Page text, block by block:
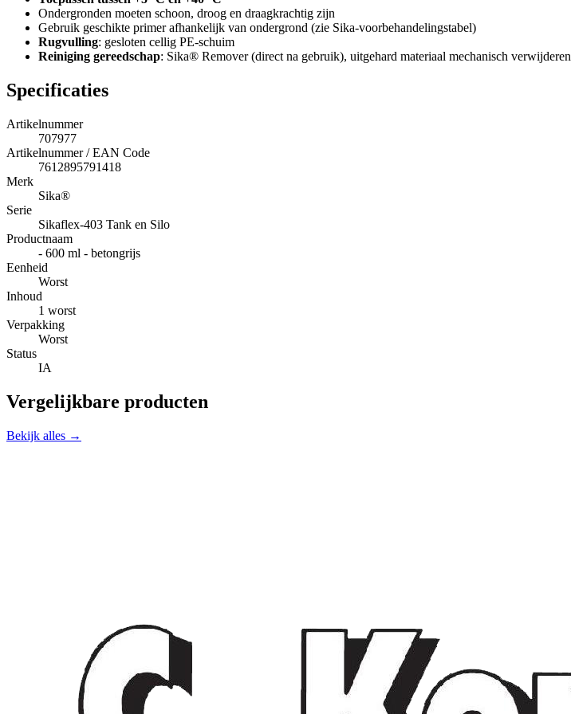
Ondergronden moeten schoon, droog en draagkrachtig zijn
Gebruik geschikte primer afhankelijk van ondergrond (zie Sika-voorbehandelingstabel)
Rugvulling: gesloten cellig PE-schuim
Reiniging gereedschap: Sika® Remover (direct na gebruik), uitgehard materiaal mechanisch verwijderen
Specificaties
Artikelnummer
707977
Artikelnummer / EAN Code
7612895791418
Merk
Sika®
Serie
Sikaflex-403 Tank en Silo
Productnaam
- 600 ml - betongrijs
Eenheid
Worst
Inhoud
1 worst
Verpakking
Worst
Status
IA
Vergelijkbare producten
Bekijk alles →